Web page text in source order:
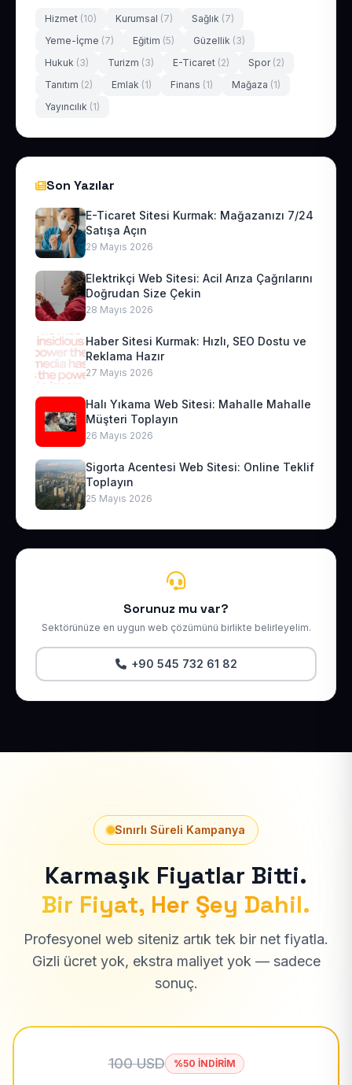
Hizmet (10) Kurumsal (7) Sağlık (7)
Yeme-İçme (7) Eğitim (5) Güzellik (3)
Hukuk (3) Turizm (3) E-Ticaret (2) Spor (2)
Tanıtım (2) Emlak (1) Finans (1) Mağaza (1)
Yayıncılık (1)
Son Yazılar
E-Ticaret Sitesi Kurmak: Mağazanızı 7/24
Satışa Açın
29 Mayıs 2026
Elektrikçi Web Sitesi: Acil Arıza Çağrılarını
Doğrudan Size Çekin
28 Mayıs 2026
Haber Sitesi Kurmak: Hızlı, SEO Dostu ve
Reklama Hazır
27 Mayıs 2026
Halı Yıkama Web Sitesi: Mahalle Mahalle
Müşteri Toplayın
26 Mayıs 2026
Sigorta Acentesi Web Sitesi: Online Teklif
Toplayın
25 Mayıs 2026
Sorunuz mu var?
Sektörünüze en uygun web çözümünü birlikte belirleyelim.
+90 545 732 61 82
Sınırlı Süreli Kampanya
Karmaşık Fiyatlar Bitti.
Bir Fiyat, Her Şey Dahil.
Profesyonel web siteniz artık tek bir net fiyatla.
Gizli ücret yok, ekstra maliyet yok — sadece
sonuç.
100 USD %50 İNDİRİM